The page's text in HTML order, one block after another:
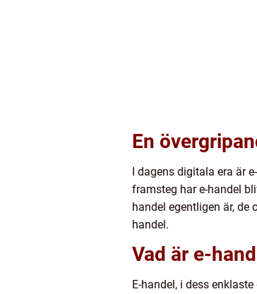
En
I dagens digitala era är
framsteg har e-handel
handel egentligen är,
handel.
Vad är e-
E-handel, i dess